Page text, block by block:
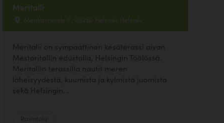
Meritalli
Merikannontie 6 , 00260 Helsinki, Helsinki
Meritalli on sympaattinen kesäterassi aivan
Mestaritallin edustalla, Helsingin Töölössä.
Meritallin terassilla nautit meren
läheisyydestä, kuumista ja kylmistä juomista
sekä Helsingin...